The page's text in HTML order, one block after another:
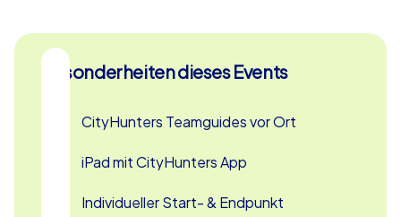
Team gekürt, das die meisten Punkte gesammelt und die
Verbrechen am erfolgreichsten aufgeklärt hat. Diese
Mischung aus Wettbewerb und Zusammenarbeit macht
unvergesslichen Erlebnis, das den Teamgeist stärkt und
die Stadt auf eine spannende Weise zu entdecken,
Besonderheiten dieses Events
CityHunters Teamguides vor Ort
iPad mit CityHunters App
Individueller Start- & Endpunkt